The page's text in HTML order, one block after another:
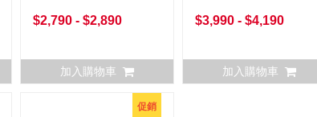
$2,790 - $2,890
加入購物車
$3,990 - $4,190
加入購物車
促銷